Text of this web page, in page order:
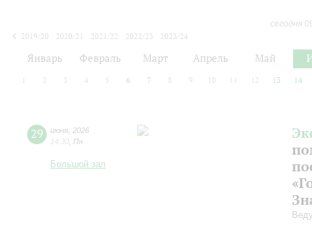
сегодня
2019/20
2020/21 2021/22 2022/23
2023/24
Январь Февраль Март Апрель Май
2 3 4 5 6 7 8 9 10 12 13 14
29 июня 2026
14:30 Пн
Большой зал